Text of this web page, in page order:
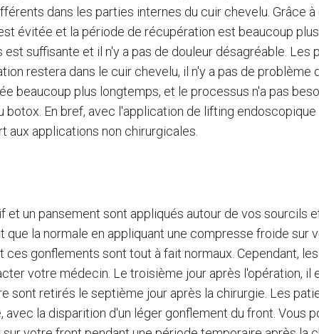
dans les parties internes du cuir chevelu. Grâce
évitée et la période de récupération est beaucoup
suffisante et il n'y a pas de douleur désagréable. Les
restera dans le cuir chevelu, il n'y a pas de problème
beaucoup plus longtemps, et le processus n'a pas
En bref, avec l'application de lifting
applications non chirurgicales.
un pansement sont appliqués autour de vos sourcils
la normale en appliquant une compresse froide sur
gonflements sont tout à fait normaux. Cependant,
votre médecin. Le troisième jour après l'opération, il
sont retirés le septième jour après la chirurgie. Les
la disparition d'un léger gonflement du front. Vous